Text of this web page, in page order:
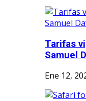
Tarifas
Samuel
Ene 12,